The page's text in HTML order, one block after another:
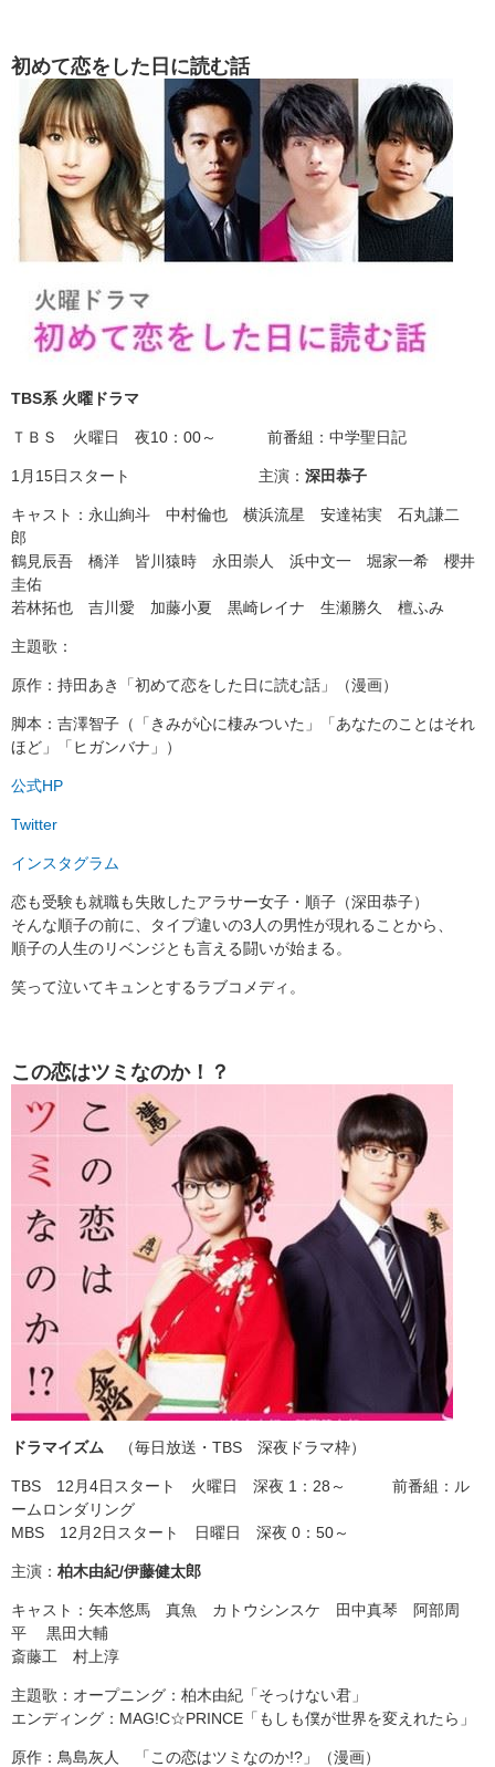
初めて恋をした日に読む話
TBS系 火曜ドラマ
ＴＢＳ 火曜日 夜10：00～ 前番組：中学聖日記
1月15日スタート 主演： 深田恭子
キャスト：永山絢斗 中村倫也 横浜流星 安達祐実 石丸謙二
郎
鶴見辰吾 橋洋 皆川猿時 永田崇人 浜中文一 堀家一希 櫻井
圭佑
若林拓也 吉川愛 加藤小夏 黒崎レイナ 生瀬勝久 檀ふみ
主題歌：
原作：持田あき「初めて恋をした日に読む話」（漫画）
脚本：吉澤智子（「きみが心に棲みついた」「あなたのことはそれ
ほど」「ヒガンバナ」）
公式HP
Twitter
インスタグラム
恋も受験も就職も失敗したアラサー女子・順子（深田恭子）
そんな順子の前に、タイプ違いの3人の男性が現れることから、
順子の人生のリベンジとも言える闘いが始まる。
笑って泣いてキュンとするラブコメディ。
この恋はツミなのか！？
ドラマイズム （毎日放送・TBS 深夜ドラマ枠）
TBS 12月4日スタート 火曜日 深夜 1：28～ 前番組：ル
ームロンダリング
MBS 12月2日スタート 日曜日 深夜 0：50～
主演： 柏木由紀/伊藤健太郎
キャスト：矢本悠馬 真魚 カトウシンスケ 田中真琴 阿部周
平 黒田大輔
斎藤工 村上淳
主題歌：オープニング：柏木由紀「そっけない君」
エンディング：MAG!C☆PRINCE「もしも僕が世界を変えれたら」
原作：鳥島灰人 「この恋はツミなのか!?」（漫画）